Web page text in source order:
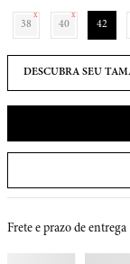
38 40 42
Frete e prazo de entrega